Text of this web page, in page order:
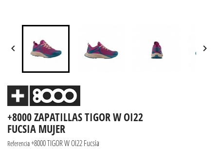
 
+8000 ZAPATILLAS TIGOR W OI22
FUCSIA MUJER
Referencia+8000 TIGOR W OI22 Fucsia